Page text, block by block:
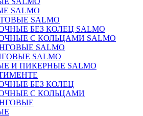
SALMO
SALMO
БЕЗ КОЛЕЦ SALMO
С КОЛЬЦАМИ SALMO
SALMO
SALMO
И ПИКЕРНЫЕ SALMO
БЕЗ КОЛЕЦ
С КОЛЬЦАМИ